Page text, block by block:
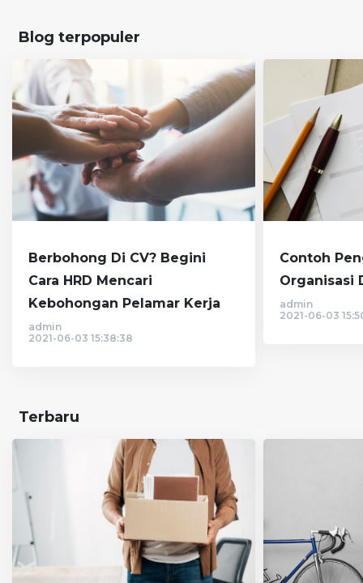
Blog terpopuler
Berbohong Di CV? Begini
Cara HRD Mencari
Kebohongan Pelamar Kerja
admin
2021-06-03 15:38:38
Contoh
Organisasi
admin
2021-06-03
Terbaru